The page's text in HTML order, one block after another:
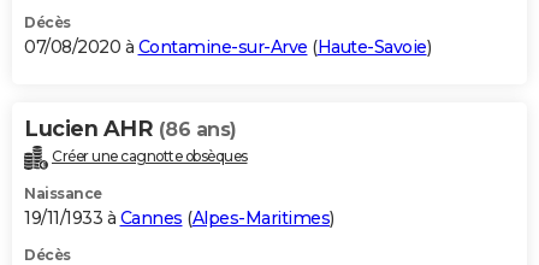
Décès
07/08/2020 à Contamine-sur-Arve (Haute-Savoie)
Lucien AHR (86 ans)
Créer une cagnotte obsèques
Naissance
19/11/1933 à Cannes (Alpes-Maritimes)
Décès